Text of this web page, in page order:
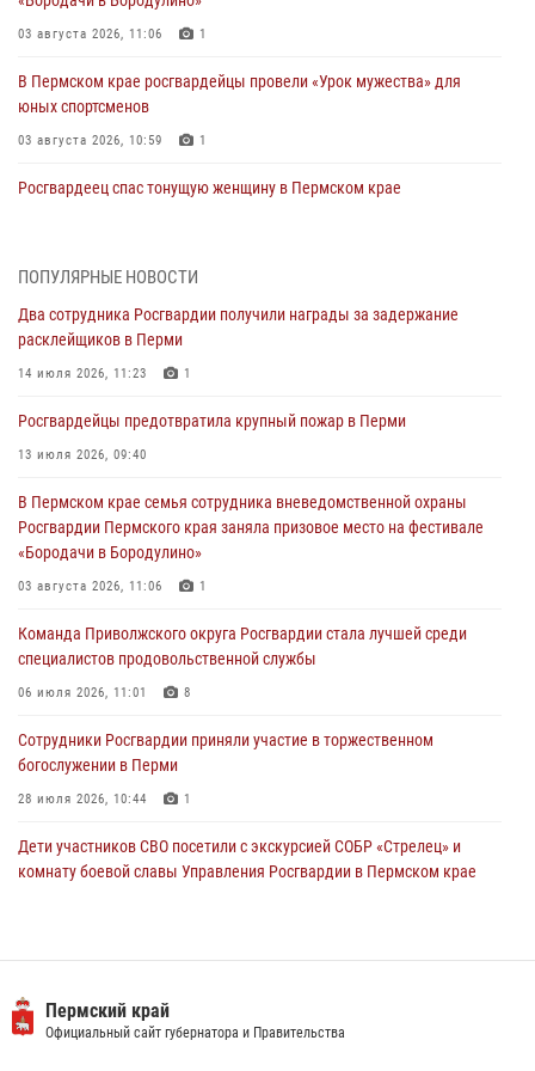
03 августа 2026, 11:06 1
В Пермском крае росгвардейцы провели «Урок мужества» для
юных спортсменов
03 августа 2026, 10:59 1
Росгвардеец спас тонущую женщину в Пермском крае
Сотрудники Росгвардии приняли участие в торжественном
28 июля 2026, 10:44 1
Росгвардейцы оказали силовую поддержку при задержании
28 июля 2026, 06:15
ведомственной акции «Каникулы с Росгвардией»
24 июля 2026, 08:45
Юные защитники порядка: росгвардейцы провели день в клубе
24 июля 2026, 08:43
ПОПУЛЯРНЫЕ НОВОСТИ
Два сотрудника Росгвардии получили награды за задержание
расклейщиков в Перми
14 июля 2026, 11:23 1
Росгвардейцы предотвратила крупный пожар в Перми
13 июля 2026, 09:40
В Пермском крае семья сотрудника вневедомственной охраны
Росгвардии Пермского края заняла призовое место на фестивале
«Бородачи в Бородулино»
03 августа 2026, 11:06 1
Команда Приволжского округа Росгвардии стала лучшей среди
специалистов продовольственной службы
06 июля 2026, 11:01 8
Сотрудники Росгвардии приняли участие в торжественном
богослужении в Перми
28 июля 2026, 10:44 1
Дети участников СВО посетили с экскурсией СОБР «Стрелец» и
комнату боевой славы Управления Росгвардии в Пермском крае
«Сабантуй-2026»
07 июля 2026, 10:02 3
Пермский край
Официальный сайт губернатора и Правительства